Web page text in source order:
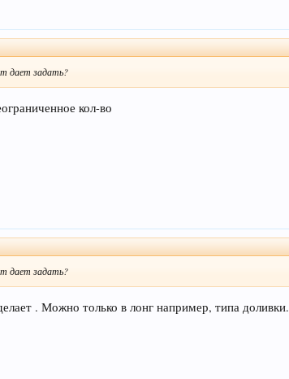
дает задать?
кол-во
дает задать?
. Можно только в лонг например, типа доливки.